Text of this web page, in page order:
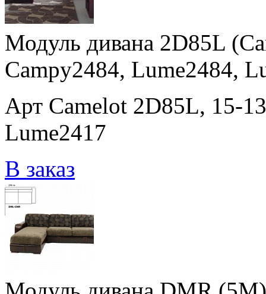
Модуль дивана 2D85L
Campy2484, Lume2484,
Арт Camelot 2D85L, 15-
Lume2417
В заказ